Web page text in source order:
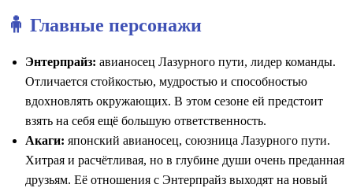
🧍 Главные персонажи
Энтерпрайз: авианосец Лазурного пути, лидер команды.
Отличается стойкостью, мудростью и способностью
вдохновлять окружающих. В этом сезоне ей предстоит
взять на себя ещё большую ответственность.
Акаги: японский авианосец, союзница Лазурного пути.
Хитрая и расчётливая, но в глубине души очень преданная
друзьям. Её отношения с Энтерпрайз выходят на новый